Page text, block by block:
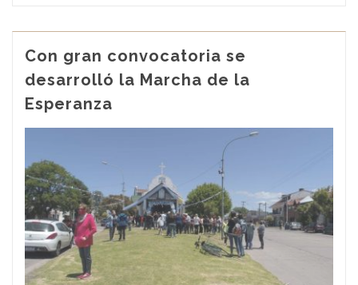
Con gran convocatoria se
desarrolló la Marcha de la
Esperanza